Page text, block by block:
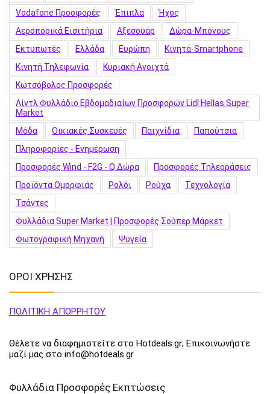
Vodafone Προσφορές
Έπιπλα
Ήχος
Αεροπορικά Εισιτήρια
Αξεσουάρ
Δώρα-Μπόνους
Εκτυπωτές
Ελλάδα Ευρώπη
Κινητά-Smartphone
Κινητή Τηλεφωνία
Κυριακή Ανοιχτά
Κωτσόβολος Προσφορές
Λίντλ Φυλλάδιο Εβδομαδιαίων Προσφορών Lidl Hellas Super
Market
Μόδα
Οικιακές Συσκευές Παιχνίδια
Παπούτσια
Πληροφορίες - Ενημέρωση
Προσφορές Wind - F2G - Q Δώρα
Προσφορές Τηλεοράσεις
Προϊόντα Ομορφιάς
Ρολόι Ρούχα
Τεχνολογία
Τσάντες
Φυλλάδια Super Market | Προσφορές Σούπερ Μάρκετ
Φωτογραφική Μηχανή
Ψυγεία
ΟΡΟΙ ΧΡΗΣΗΣ
ΠΟΛΙΤΙΚΗ ΑΠΟΡΡΗΤΟΥ
Θέλετε να διαφημιστείτε στο Hotdeals.gr; Επικοινωνήστε
μαζί μας στο info@hotdeals.gr
Φυλλάδια Προσφορές Εκπτώσεις